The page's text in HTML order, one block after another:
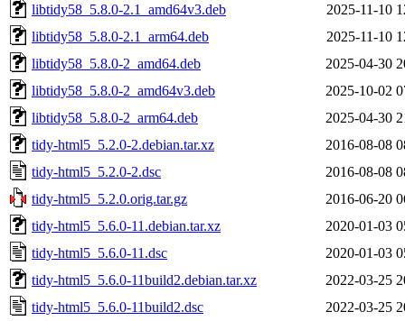
libtidy58_5.8.0-2.1_amd64v3.deb
2025-11-10
libtidy58_5.8.0-2.1_arm64.deb
2025-11-10
libtidy58_5.8.0-2_amd64.deb
2025-04-30
libtidy58_5.8.0-2_amd64v3.deb
2025-10-02
libtidy58_5.8.0-2_arm64.deb
2025-04-30
tidy-html5_5.2.0-2.debian.tar.xz
2016-08-08
tidy-html5_5.2.0-2.dsc
2016-08-08
tidy-html5_5.2.0.orig.tar.gz
2016-06-20
tidy-html5_5.6.0-11.debian.tar.xz
2020-01-03
tidy-html5_5.6.0-11.dsc
2020-01-03
tidy-html5_5.6.0-11build2.debian.tar.xz
2022-03-25
tidy-html5_5.6.0-11build2.dsc
2022-03-25